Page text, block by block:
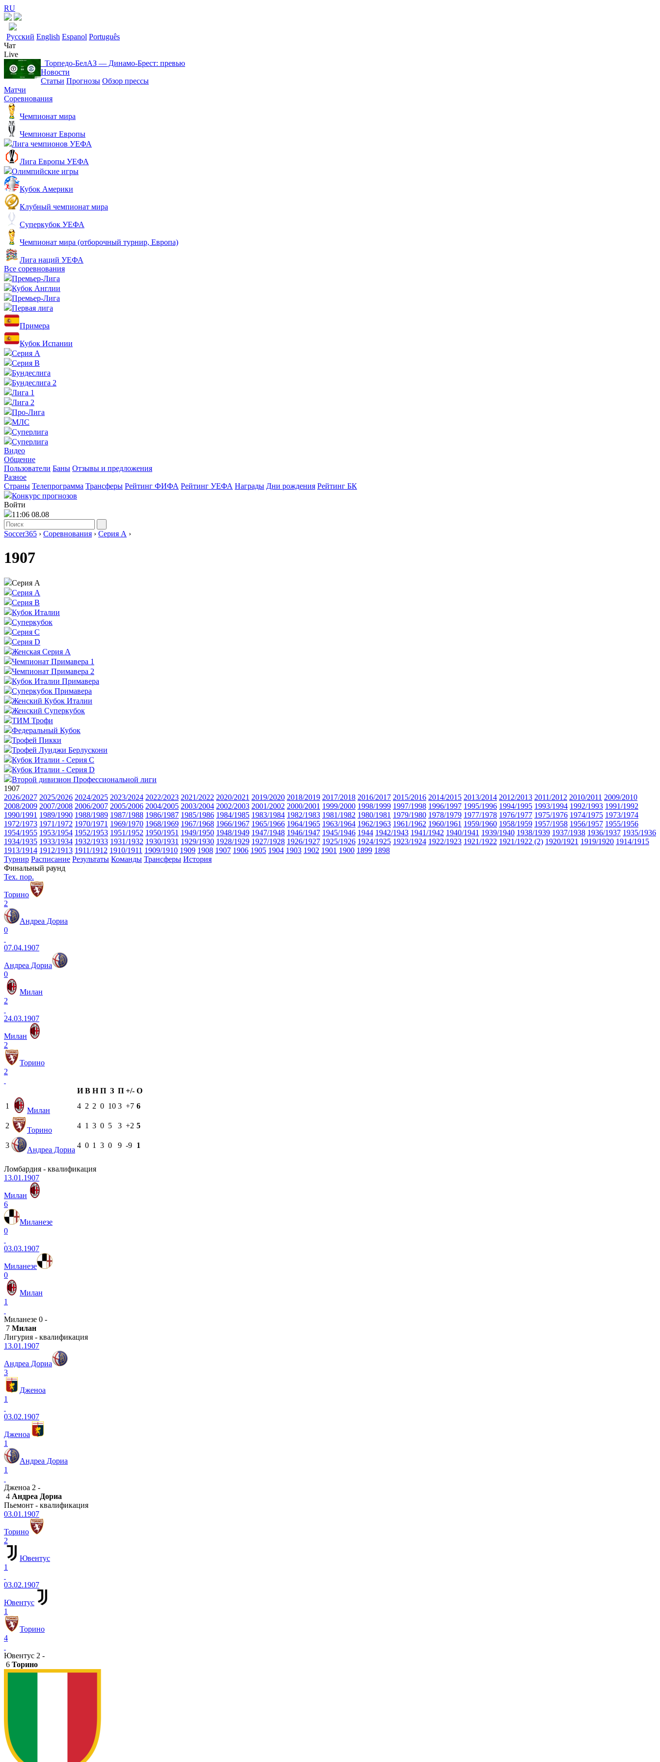
RU
Русский English Espanol Português
Чат
Live
Торпедо-БелАЗ ― Динамо-Брест: превью
Новости
Статьи Прогнозы Обзор прессы
Матчи
Соревнования
Чемпионат мира
Чемпионат Европы
Лига чемпионов УЕФА
Лига Европы УЕФА
Олимпийские игры
Кубок Америки
Клубный чемпионат мира
Суперкубок УЕФА
Чемпионат мира (отборочный турнир, Европа)
Лига наций УЕФА
Все соревнования
Премьер-Лига
Кубок Англии
Премьер-Лига
Первая лига
Примера
Кубок Испании
Серия А
Серия B
Бундеслига
Бундеслига 2
Лига 1
Лига 2
Про-Лига
МЛС
Суперлига
Суперлига
Видео
Общение
Пользователи Баны Отзывы и предложения
Разное
Страны Телепрограмма Трансферы Рейтинг ФИФА Рейтинг УЕФА Награды Дни рождения Рейтинг БК
Конкурс прогнозов
Войти
11:06 08.08
Soccer365 › Соревнования › Серия А ›
1907
Серия А
Серия А
Серия B
Кубок Италии
Суперкубок
Серия C
Серия D
Женская Серия А
Чемпионат Примавера 1
Чемпионат Примавера 2
Кубок Италии Примавера
Суперкубок Примавера
Женский Кубок Италии
Женский Суперкубок
ТИМ Трофи
Федеральный Кубок
Трофей Пикки
Трофей Луиджи Берлускони
Кубок Италии - Серия C
Кубок Италии - Серия D
Второй дивизион Профессиональной лиги
1907
2026/2027 2025/2026 2024/2025 2023/2024 2022/2023 2021/2022 2020/2021 2019/2020 2018/2019 2017/2018 2016/2017 2015/2016 2014/2015 2013/2014 2012/2013 2011/2012 2010/2011 2009/2010
2008/2009 2007/2008 2006/2007 2005/2006 2004/2005 2003/2004 2002/2003 2001/2002 2000/2001 1999/2000 1998/1999 1997/1998 1996/1997 1995/1996 1994/1995 1993/1994 1992/1993 1991/1992
1990/1991 1989/1990 1988/1989 1987/1988 1986/1987 1985/1986 1984/1985 1983/1984 1982/1983 1981/1982 1980/1981 1979/1980 1978/1979 1977/1978 1976/1977 1975/1976 1974/1975 1973/1974
1972/1973 1971/1972 1970/1971 1969/1970 1968/1969 1967/1968 1966/1967 1965/1966 1964/1965 1963/1964 1962/1963 1961/1962 1960/1961 1959/1960 1958/1959 1957/1958 1956/1957 1955/1956
1954/1955 1953/1954 1952/1953 1951/1952 1950/1951 1949/1950 1948/1949 1947/1948 1946/1947 1945/1946 1944 1942/1943 1941/1942 1940/1941 1939/1940 1938/1939 1937/1938 1936/1937 1935/1936
1934/1935 1933/1934 1932/1933 1931/1932 1930/1931 1929/1930 1928/1929 1927/1928 1926/1927 1925/1926 1924/1925 1923/1924 1922/1923 1921/1922 1921/1922 (2) 1920/1921 1919/1920 1914/1915
1913/1914 1912/1913 1911/1912 1910/1911 1909/1910 1909 1908 1907 1906 1905 1904 1903 1902 1901 1900 1899 1898
Турнир Расписание Результаты Команды Трансферы История
Финальный раунд
Тех. пор.
Торино
2
Андреа Дориа
0
07.04.1907
Андреа Дориа
0
Милан
2
24.03.1907
Милан
2
Торино
2
И В Н П З П +/- О
1
Милан
4 2 2 0 10 3 +7 6
2
Торино
4 1 3 0 5 3 +2 5
3
Андреа Дориа
4 0 1 3 0 9 -9 1
Ломбардия - квалификация
13.01.1907
Милан
6
Миланезе
0
03.03.1907
Миланезе
0
Милан
1
Миланезе 0 -
7 Милан
Лигурия - квалификация
13.01.1907
Андреа Дориа
3
Дженоа
1
03.02.1907
Дженоа
1
Андреа Дориа
1
Дженоа 2 -
4 Андреа Дориа
Пьемонт - квалификация
03.01.1907
Торино
2
Ювентус
1
03.02.1907
Ювентус
1
Торино
4
Ювентус 2 -
6 Торино